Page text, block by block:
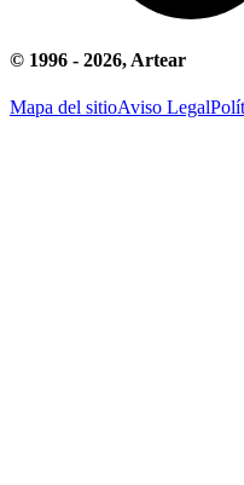
© 1996 - 2026, Artear
Mapa del sitioAviso Legal